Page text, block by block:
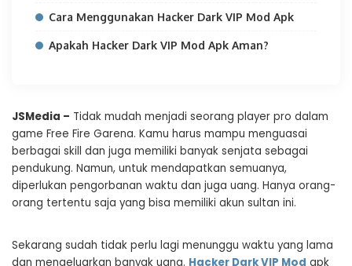
Cara Menggunakan Hacker Dark VIP Mod Apk
Apakah Hacker Dark VIP Mod Apk Aman?
JSMedia – Tidak mudah menjadi seorang player pro dalam
game Free Fire Garena. Kamu harus mampu menguasai
berbagai skill dan juga memiliki banyak senjata sebagai
pendukung. Namun, untuk mendapatkan semuanya,
diperlukan pengorbanan waktu dan juga uang. Hanya orang-
orang tertentu saja yang bisa memiliki akun sultan ini.
Sekarang sudah tidak perlu lagi menunggu waktu yang lama
dan mengeluarkan banyak uang. Hacker Dark VIP Mod apk